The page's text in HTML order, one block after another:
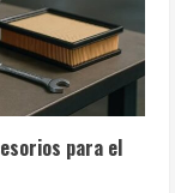
para el